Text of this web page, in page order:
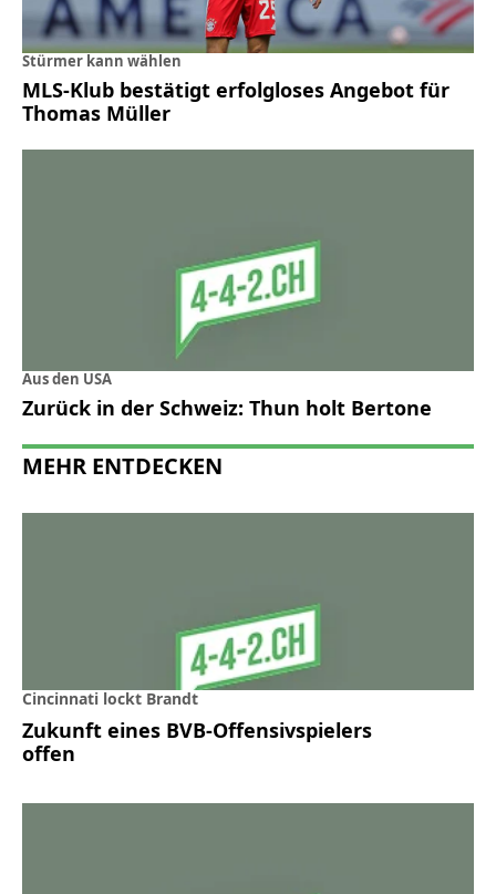
Stürmer kann wählen
MLS-Klub bestätigt erfolgloses Angebot für
Thomas Müller
Aus den USA
Zurück in der Schweiz: Thun holt Bertone
MEHR ENTDECKEN
Cincinnati lockt Brandt
Zukunft eines BVB-Offensivspielers
offen